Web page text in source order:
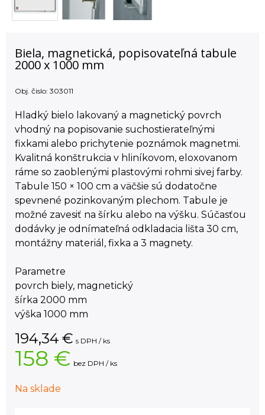
Biela, magnetická, popisovateľná tabule
2000 x 1000 mm
Obj. čislo: 303011
Hladký bielo lakovaný a magnetický povrch
vhodný na popisovanie suchostierateľnými
fixkami alebo prichytenie poznámok magnetmi.
Kvalitná konštrukcia v hliníkovom, eloxovanom
ráme so zaoblenými plastovými rohmi sivej farby.
Tabule 150 × 100 cm a väčšie sú dodatočne
spevnené pozinkovaným plechom. Tabule je
možné zavesiť na šírku alebo na výšku. Súčasťou
dodávky je odnímateľná odkladacia lišta 30 cm,
montážny materiál, fixka a 3 magnety.
Parametre
povrch biely, magnetický
šírka 2000 mm
výška 1000 mm
194,34 € s DPH / ks
158 € bez DPH / ks
Na sklade